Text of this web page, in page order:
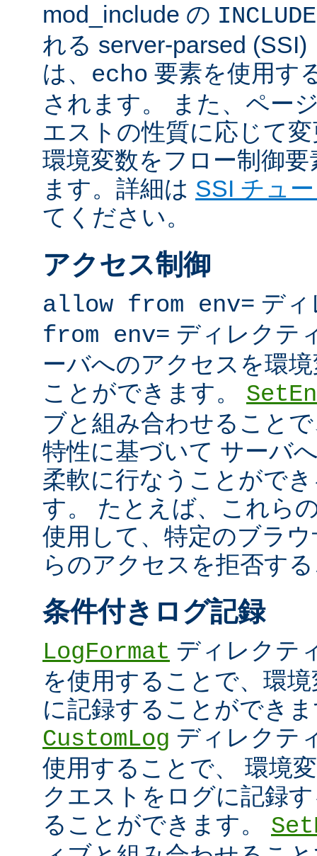
mod_include の
れる server-parsed
は、 echo 要素を使用す
されます。 また、ペー
エストの性質に応じて
環境変数をフロー制御
ます。詳細は SSI チュ
てください。
アクセス制御
allow from env= デ
from env= ディレクテ
ーバへのアクセスを環
ことができます。
ブと組み合わせること
特性に基づいて サーバ
柔軟に行なうことがで
す。 たとえば、これら
使用して、特定のブラ
らのアクセスを拒否す
条件付きログ記録
LogFormat ディレクテ
を使用することで、環
に記録することができ
CustomLog ディレクテ
使用することで、 環境
クエストをログに記録
ることができます。